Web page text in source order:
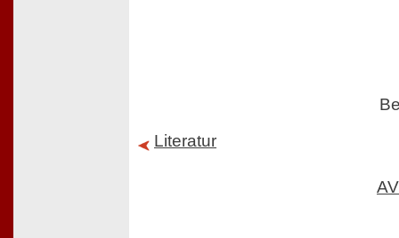
Literatur